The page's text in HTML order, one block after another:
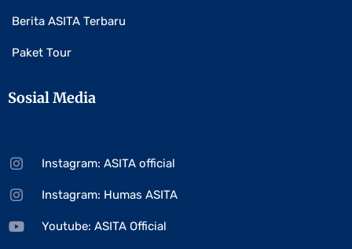
Berita ASITA Terbaru
Paket Tour
Sosial Media
Instagram: ASITA official
Instagram: Humas ASITA
Youtube: ASITA Official